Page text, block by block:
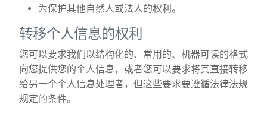
为保护其他自然人或法人的权利。
转移个人信息的权利
您可以要求我们以结构化的、常用的、机器可读的格式
向您提供您的个人信息，或者您可以要求将其直接转移
给另一个个人信息处理者，但这些要求要遵循法律法规
规定的条件。